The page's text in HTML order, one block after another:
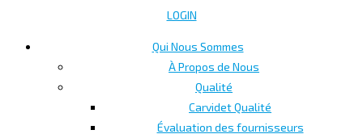
LOGIN
Qui Nous Sommes
À Propos de Nous
Qualité
Carvidet Qualité
Évaluation des fournisseurs